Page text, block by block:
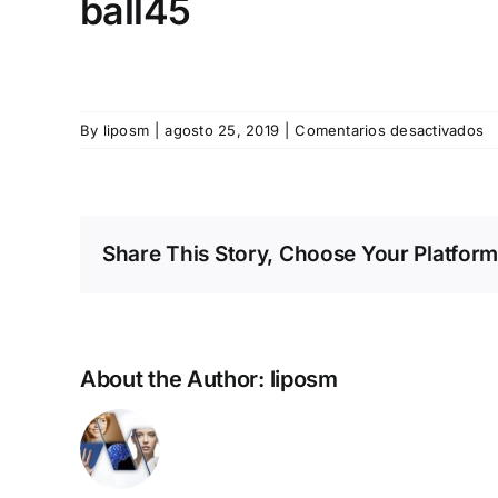
ball45
By liposm agosto 25, 2019 Comentarios desactivadosen
Share This Story, Choose Your
About the Author: liposm